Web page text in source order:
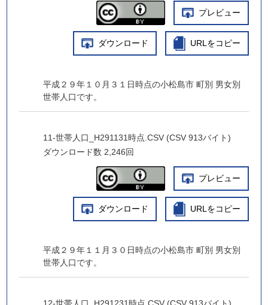
プレビュー
ダウンロード URLをコピー
平成２９年１０月３１日時点の小松島市 町別 男女別
世帯人口です。
11-世帯人口_H291131時点.CSV (CSV 913バイト)
ダウンロード数 2,246回
プレビュー
ダウンロード URLをコピー
平成２９年１１月３０日時点の小松島市 町別 男女別
世帯人口です。